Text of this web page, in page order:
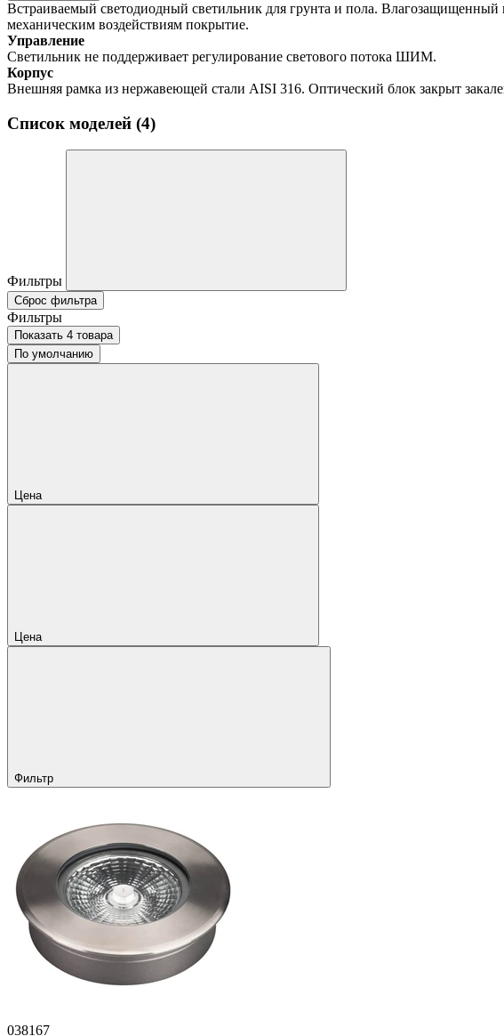
Встраиваемый светодиодный светильник для грунта и пола.
механическим воздействиям покрытие.
Управление
Светильник не поддерживает регулирование светового потока ШИМ.
Корпус
Внешняя рамка из нержавеющей стали AISI 316. Оптический блок закрыт
Список моделей (4)
Фильтры
Сброс фильтра
Фильтры
Показать 4 товара
По умолчанию
Цена
Цена
Фильтр
038167